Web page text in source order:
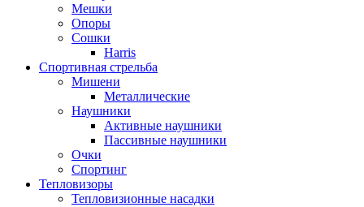
Мешки
Опоры
Сошки
Harris
Спортивная стрельба
Мишени
Металлические
Наушники
Активные наушники
Пассивные наушники
Очки
Спортинг
Тепловизоры
Тепловизионные насадки